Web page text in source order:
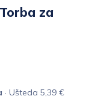
za
· Ušteda 5,39 €